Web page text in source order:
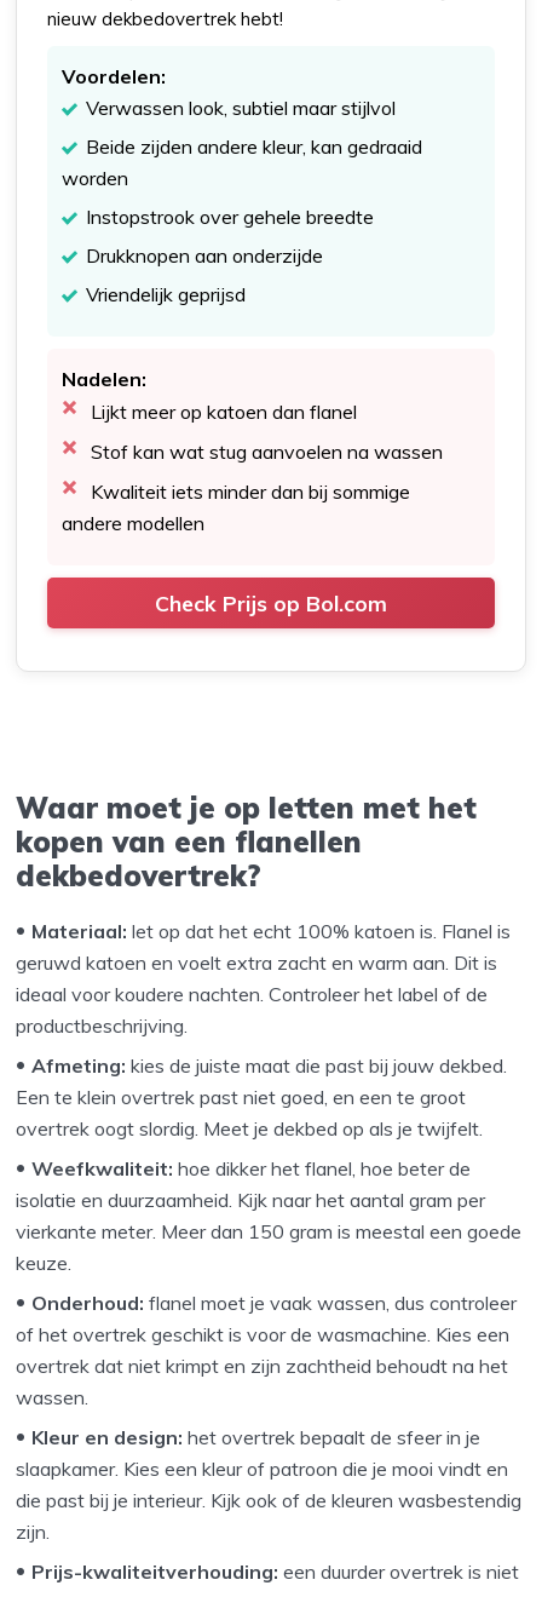
nieuw dekbedovertrek hebt!
Voordelen:
Verwassen look, subtiel maar stijlvol
Beide zijden andere kleur, kan gedraaid
worden
Instopstrook over gehele breedte
Drukknopen aan onderzijde
Vriendelijk geprijsd
Nadelen:
Lijkt meer op katoen dan flanel
Stof kan wat stug aanvoelen na wassen
Kwaliteit iets minder dan bij sommige
andere modellen
Check Prijs op Bol.com
Waar moet je op letten met het
kopen van een flanellen
dekbedovertrek?
Materiaal: let op dat het echt 100% katoen is. Flanel is
geruwd katoen en voelt extra zacht en warm aan. Dit is
ideaal voor koudere nachten. Controleer het label of de
productbeschrijving.
Afmeting: kies de juiste maat die past bij jouw dekbed.
Een te klein overtrek past niet goed, en een te groot
overtrek oogt slordig. Meet je dekbed op als je twijfelt.
Weefkwaliteit: hoe dikker het flanel, hoe beter de
isolatie en duurzaamheid. Kijk naar het aantal gram per
vierkante meter. Meer dan 150 gram is meestal een goede
keuze.
Onderhoud: flanel moet je vaak wassen, dus controleer
of het overtrek geschikt is voor de wasmachine. Kies een
overtrek dat niet krimpt en zijn zachtheid behoudt na het
wassen.
Kleur en design:het overtrek bepaalt de sfeer in je
slaapkamer. Kies een kleur of patroon die je mooi vindt en
die past bij je interieur. Kijk ook of de kleuren wasbestendig
zijn.
Prijs-kwaliteitverhouding: een duurder overtrek is niet